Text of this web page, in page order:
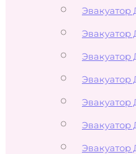
Эвакуатор
Эвакуатор
Эвакуатор
Эвакуатор
Эвакуатор
Эвакуатор